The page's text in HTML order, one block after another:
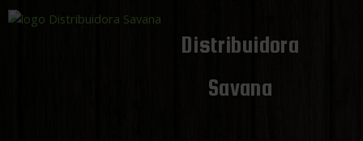
Distribuidora
Savana